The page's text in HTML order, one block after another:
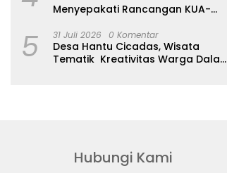
Menyepakati Rancangan KUA-
5 31 Juli 2026 0 Komentar
Desa Hantu Cicadas, Wisata
Tematik Kreativitas Warga Dalam
Hubungi Kami